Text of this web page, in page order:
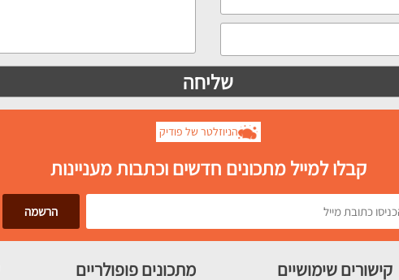
הניוזלטר של פודיק
קבלו למייל מתכונים חדשים וכתבות מעניינות
קישורים שימושיים מתכונים פופולריים